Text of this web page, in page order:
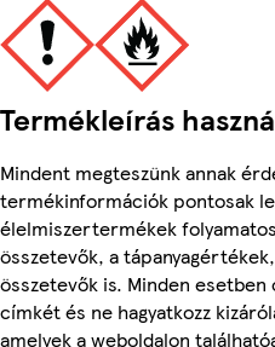
Termékleírás
Mindent megteszünk annak
termékinformációk pontosak
élelmiszertermékek
összetevők, a
összetevők is. Minden
címkét és ne hagyatkozz
amelyek a weboldalon